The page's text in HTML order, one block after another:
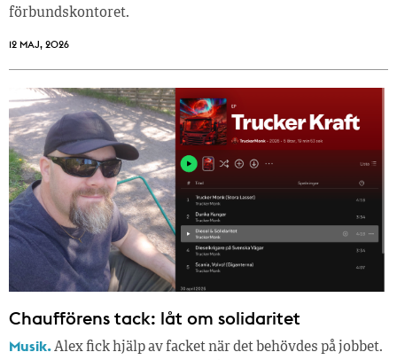
förbundskontoret.
12 MAJ, 2026
Chaufförens tack: låt om solidaritet
Musik.Alex fick hjälp av facket när det behövdes på jobbet.